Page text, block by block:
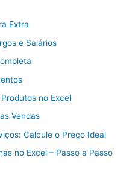
Extra
e Salários
no Excel
Vendas
Calcule o Preço Ideal
no Excel – Passo a Passo